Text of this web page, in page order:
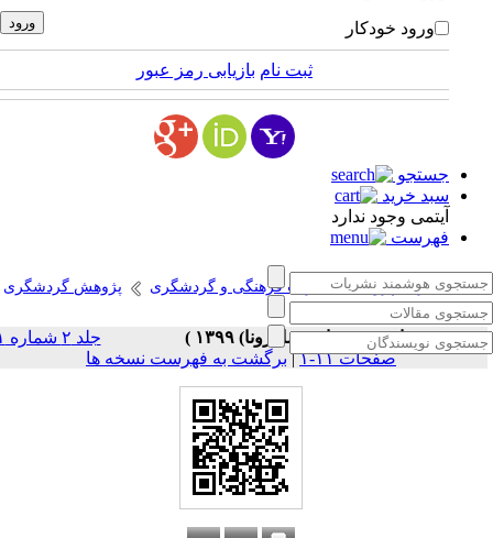
ورود خودکار
ثبت نام بازیابی رمز عبور
جستجو
سبد خرید
آیتمی وجود ندارد
فهرست
انتشارات پژوهشگاه میراث فرهنگی و گردشگری پژوهش گردشگری
۱ - ( بهار (پساکرونا) ۱۳۹۹ )
جلد ۲ شماره ۱
صفحات ۱۱-۱
|برگشت به فهرست نسخه ها